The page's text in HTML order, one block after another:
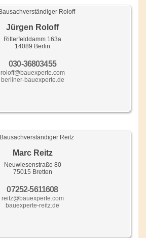
Jürgen Roloff
Ritterfelddamm 163a
14089 Berlin
030-36803455
roloff@bauexperte.com
berliner-bauexperte.de
Marc Reitz
Neuwiesenstraße 80
75015 Bretten
07252-5611608
reitz@bauexperte.com
bauexperte-reitz.de